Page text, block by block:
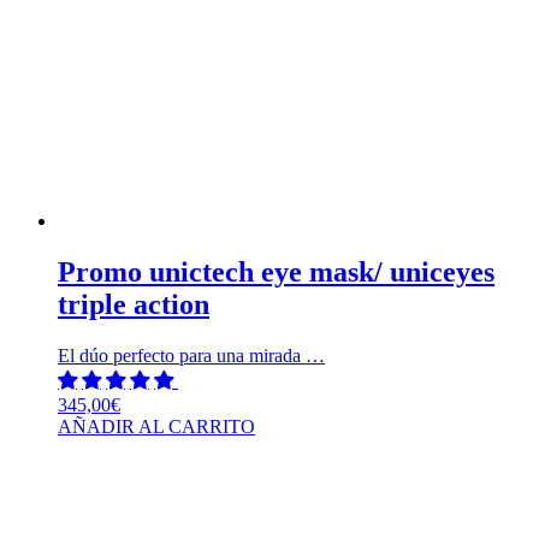
Promo unictech eye mask/ uniceyes
triple action
El dúo perfecto para una mirada …
345,00€
AÑADIR AL CARRITO